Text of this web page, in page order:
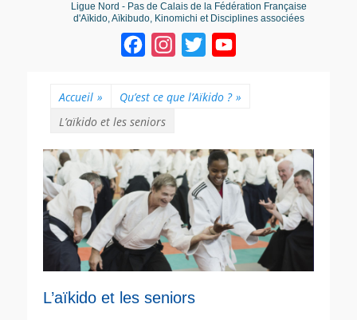
Ligue Nord - Pas de Calais de la Fédération Française
d'Aïkido, Aïkibudo, Kinomichi et Disciplines associées
FacebookInstagram
Twitter
Accueil » Qu’est ce que l’Aïkido ? »
L’aïkido et les seniors
L’aïkido et les seniors